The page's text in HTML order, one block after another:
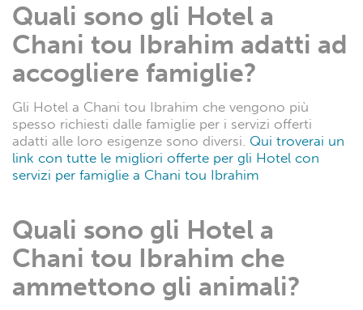
Quali sono gli Hotel a
Chani tou Ibrahim adatti ad
accogliere famiglie?
Gli Hotel a Chani tou Ibrahim che vengono più
spesso richiesti dalle famiglie per i servizi offerti
adatti alle loro esigenze sono diversi. Qui troverai un
link con tutte le migliori offerte per gli Hotel con
servizi per famiglie a Chani tou Ibrahim
Quali sono gli Hotel a
Chani tou Ibrahim che
ammettono gli animali?